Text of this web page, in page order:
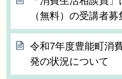
（無料）の受講者募
令和7年度豊能町消
発の状況について